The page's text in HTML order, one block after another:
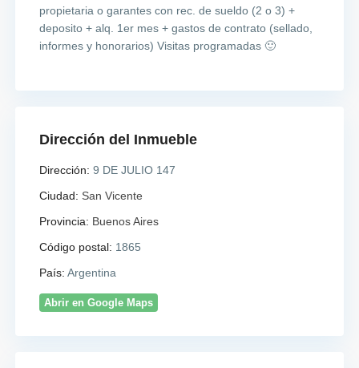
propietaria o garantes con rec. de sueldo (2 o 3) +
deposito + alq. 1er mes + gastos de contrato (sellado,
informes y honorarios) Visitas programadas 🙂
Dirección del Inmueble
Dirección: 9 DE JULIO 147
Ciudad: San Vicente
Provincia: Buenos Aires
Código postal: 1865
País: Argentina
Abrir en Google Maps